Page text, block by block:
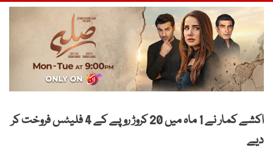
اکشے کمار نے 1 ماہ میں 20 کروڑ روپے کے 4 فلیٹس فروخت کر
دیے